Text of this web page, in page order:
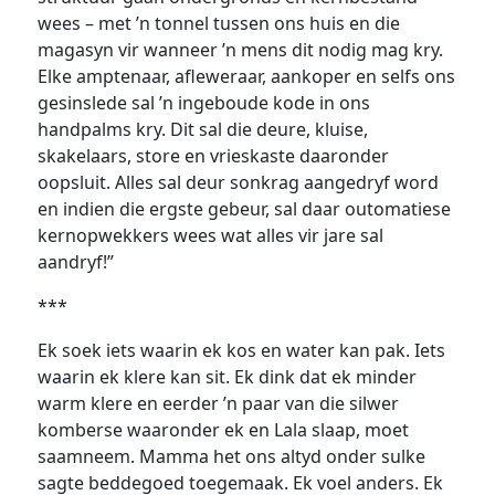
wees – met ’n tonnel tussen ons huis en die
magasyn vir wanneer ’n mens dit nodig mag kry.
Elke amptenaar, afleweraar, aankoper en selfs ons
gesinslede sal ’n ingeboude kode in ons
handpalms kry. Dit sal die deure, kluise,
skakelaars, store en vrieskaste daaronder
oopsluit. Alles sal deur sonkrag aangedryf word
en indien die ergste gebeur, sal daar outomatiese
kernopwekkers wees wat alles vir jare sal
aandryf!”
***
Ek soek iets waarin ek kos en water kan pak. Iets
waarin ek klere kan sit. Ek dink dat ek minder
warm klere en eerder ’n paar van die silwer
komberse waaronder ek en Lala slaap, moet
saamneem. Mamma het ons altyd onder sulke
sagte beddegoed toegemaak. Ek voel anders. Ek